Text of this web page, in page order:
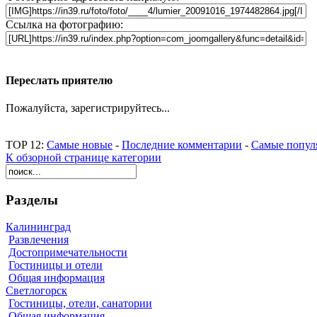
Ссылка на фотографию:
Переслать приятелю
Пожалуйста, зарегистрируйтесь...
TOP 12: Самые новые - Последние комментарии - Самые
К обзорной странице категории
Разделы
Калининград
Развлечения
Достопримечательности
Гостиницы и отели
Общая информация
Светлогорск
Гостиницы, отели, санатории